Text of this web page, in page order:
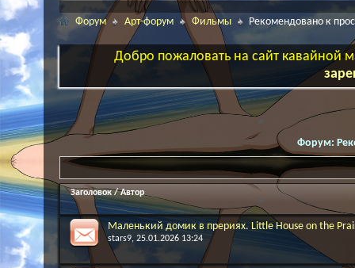
Форум Арт-форум Фильмы Рекомендовано к
Добро пожаловать на сайт кавайной
Форум:
Заголовок/Автор
Маленький домик в прериях. Little House on the
stars9, 25.01.2026 13:24